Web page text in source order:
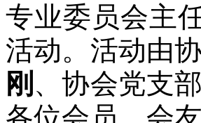
专业委员会主
活动。活动由
刚 、协会党支